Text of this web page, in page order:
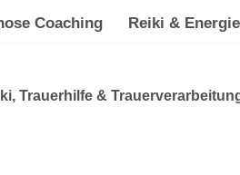
Coaching Reiki &
Trauerhilfe &